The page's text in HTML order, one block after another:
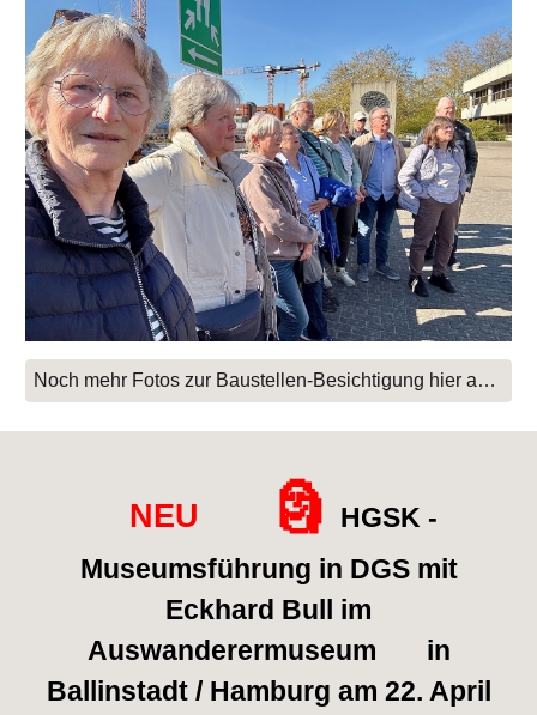
Noch mehr Fotos zur Baustellen-Besichtigung hier anklicken
NEU 🗿
HGSK -
Museumsführung in DGS mit
Eckhard Bull im
Auswanderermuseum in
Ballinstadt / Hamburg am 22. April